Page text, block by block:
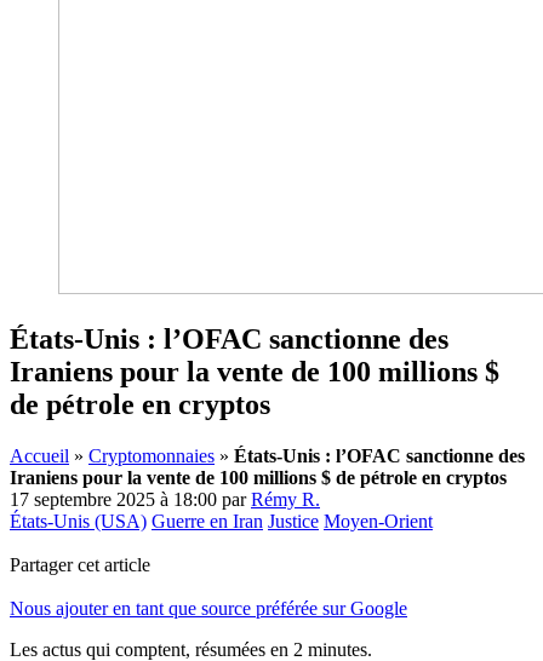
États-Unis : l’OFAC sanctionne des
Iraniens pour la vente de 100 millions $
de pétrole en cryptos
Accueil » Cryptomonnaies » États-Unis : l’OFAC sanctionne des
Iraniens pour la vente de 100 millions $ de pétrole en cryptos
17 septembre 2025 à 18:00 parRémy R.
États-Unis (USA) Guerre en Iran Justice Moyen-Orient
Partager cet article
Nous ajouter en tant que source préférée sur Google
Les actus qui comptent, résumées en 2 minutes.